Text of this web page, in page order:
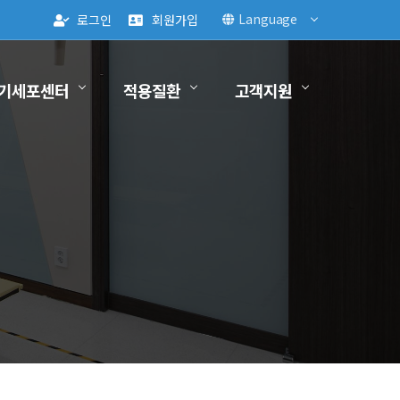
로그인 회원가입 Language
세포센터 적용질환 고객지원